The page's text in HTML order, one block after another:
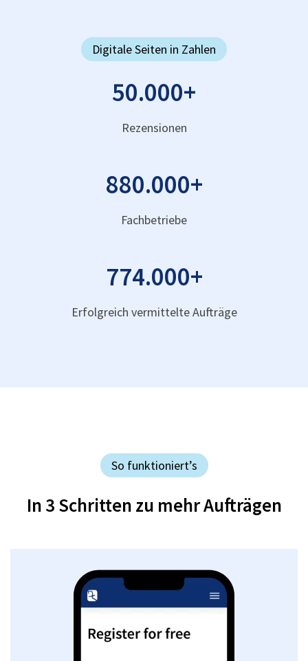
Digitale Seiten in Zahlen
50.000+
Rezensionen
880.000+
Fachbetriebe
774.000+
Erfolgreich vermittelte Aufträge
So funktioniert’s
In 3 Schritten zu mehr Aufträgen